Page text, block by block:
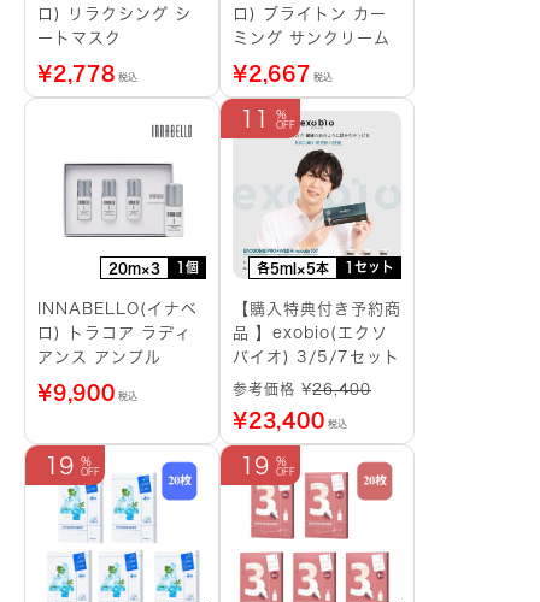
ロ) リラクシング シ
ートマスク
¥2,778 税込
ロ) ブライトン カー
ミング サンクリーム
¥2,667 税込
20m×3 1個
INNABELLO(イナベ
ロ) トラコア ラディ
アンス アンプル
¥9,900 税込
各5ml×5本 1セット
11
【購入特典付き予約商
品 】exobio(エクソ
バイオ) 3/5/7セット
参考価格 ¥26,400
¥23,400 税込
19 19